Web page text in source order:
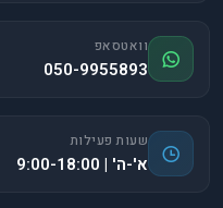
וואטסאפ
050-9955893
שעות פעילות
א'-ה' | 9:00-18:00